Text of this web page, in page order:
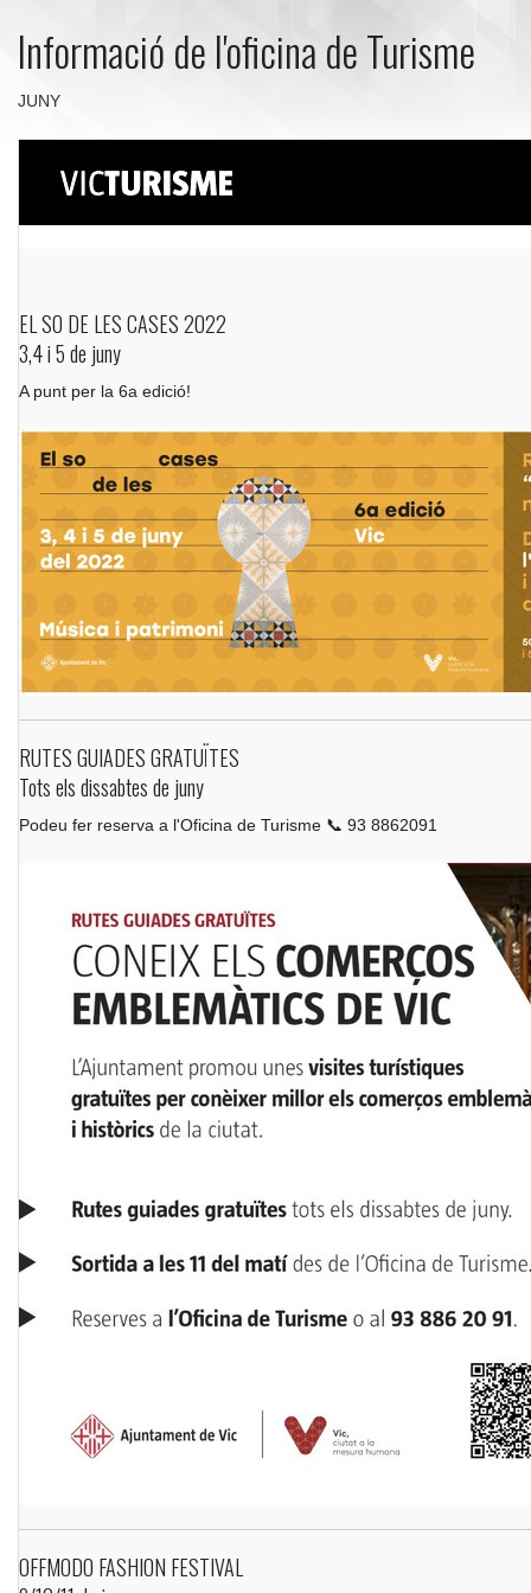
Informació de l'oficina de Turisme
JUNY
EL SO DE LES CASES 2022
3,4 i 5 de juny
A punt per la 6a edició!
RUTES GUIADES GRATUÏTES
Tots els dissabtes de juny
Podeu fer reserva a l'Oficina de Turisme 📞 93 8862091
OFFMODO FASHION FESTIVAL